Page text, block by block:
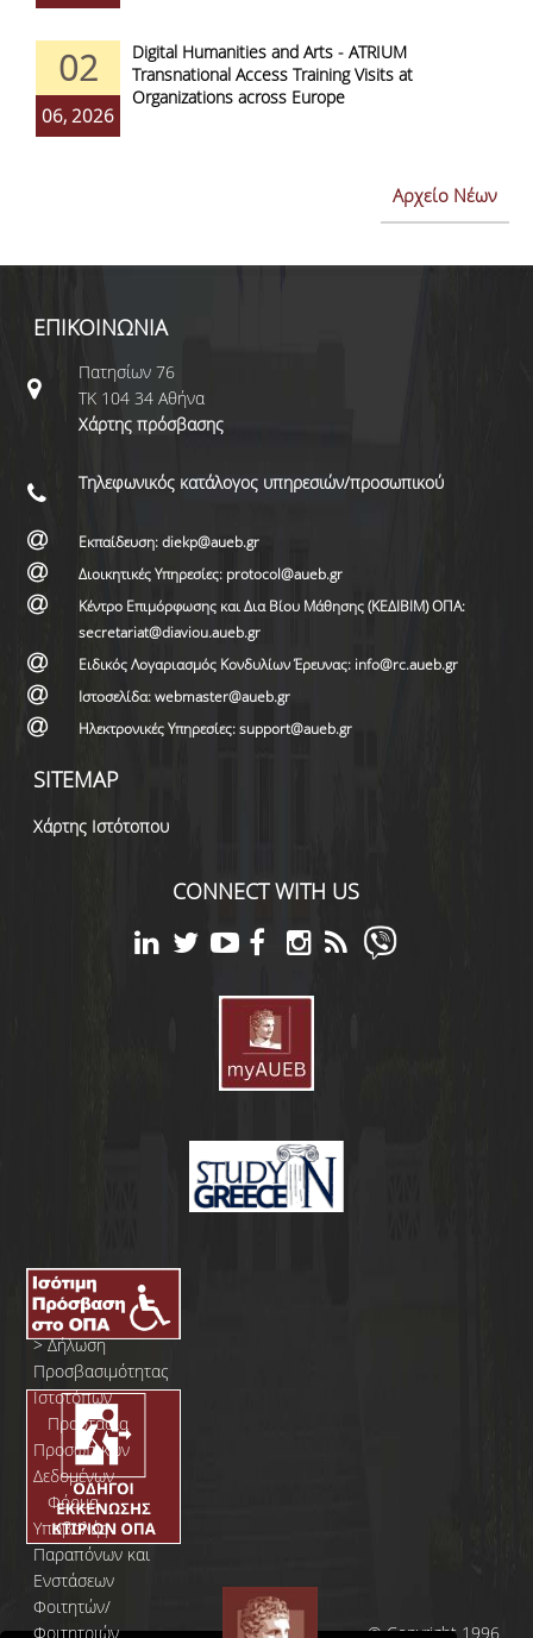
02
06, 2026
Digital Humanities and Arts - ATRIUM
Transnational Access Training Visits at
Organizations across Europe
Αρχείο Νέων
ΕΠΙΚΟΙΝΩΝΙΑ
Πατησίων 76
ΤΚ 104 34 Αθήνα
Χάρτης πρόσβασης
Τηλεφωνικός κατάλογος υπηρεσιών/προσωπικού
Εκπαίδευση: diekp@aueb.gr
Διοικητικές Υπηρεσίες: protocol@aueb.gr
Κέντρο Επιμόρφωσης και Δια Βίου Μάθησης (ΚΕΔΙΒΙΜ) ΟΠΑ:
secretariat@diaviou.aueb.gr
Ειδικός Λογαριασμός Κονδυλίων Έρευνας: info@rc.aueb.gr
Ιστοσελίδα: webmaster@aueb.gr
Ηλεκτρονικές Υπηρεσίες: support@aueb.gr
SITEMAP
Χάρτης Ιστότοπου
CONNECT WITH US
>Δήλωση
Προσβασιμότητας
Ιστοτόπων
Προστασία
Προσωπικών
Δεδομένων
Φόρμα
Yποβολής
Παραπόνων και
Ενστάσεων
Φοιτητών/
Φοιτητριών
© Copyright 1996